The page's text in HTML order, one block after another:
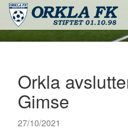
Orkla
Gimse
27/10/2021